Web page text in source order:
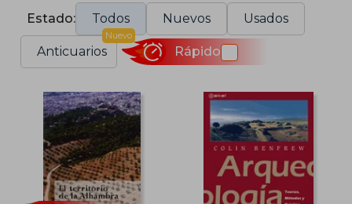
Estado: Todos Nuevos Usados
Anticuarios
Nuevo
Rápido